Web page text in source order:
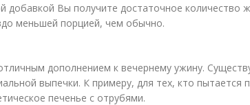
добавкой Вы получите достаточное количество
меньшей порцией, чем обычно.
дополнением к вечернему ужину.
выпечки. К примеру, для тех, кто пытается
печенье с отрубями.